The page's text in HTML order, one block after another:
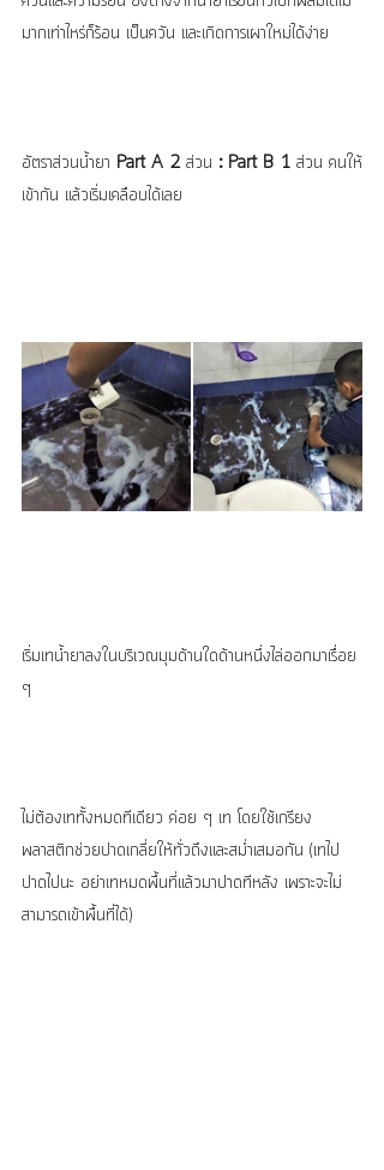
มากเท่าไหร่ก็ร้อน เป็นควัน และเกิดการเผาใหม่ได้ง่าย
อัตราส่วนน้ำยา Part A 2 ส่วน : Part B 1 ส่วน คนให้
เข้ากัน แล้วเริ่มเคลือบได้เลย
เริ่มเทน้ำยาลงในบริเวณมุมด้านใดด้านหนึ่งไล่ออกมาเรื่อย
ๆ
ไม่ต้องเททั้งหมดทีเดียว ค่อย ๆ เท โดยใช้เกรียง
พลาสติกช่วยปาดเกลี่ยให้ทั่วถึงและสม่ำเสมอกัน (เทไป
ปาดไปนะ อย่าเทหมดพื้นที่แล้วมาปาดทีหลัง เพราะจะไม่
สามารถเข้าพื้นที่ได้)